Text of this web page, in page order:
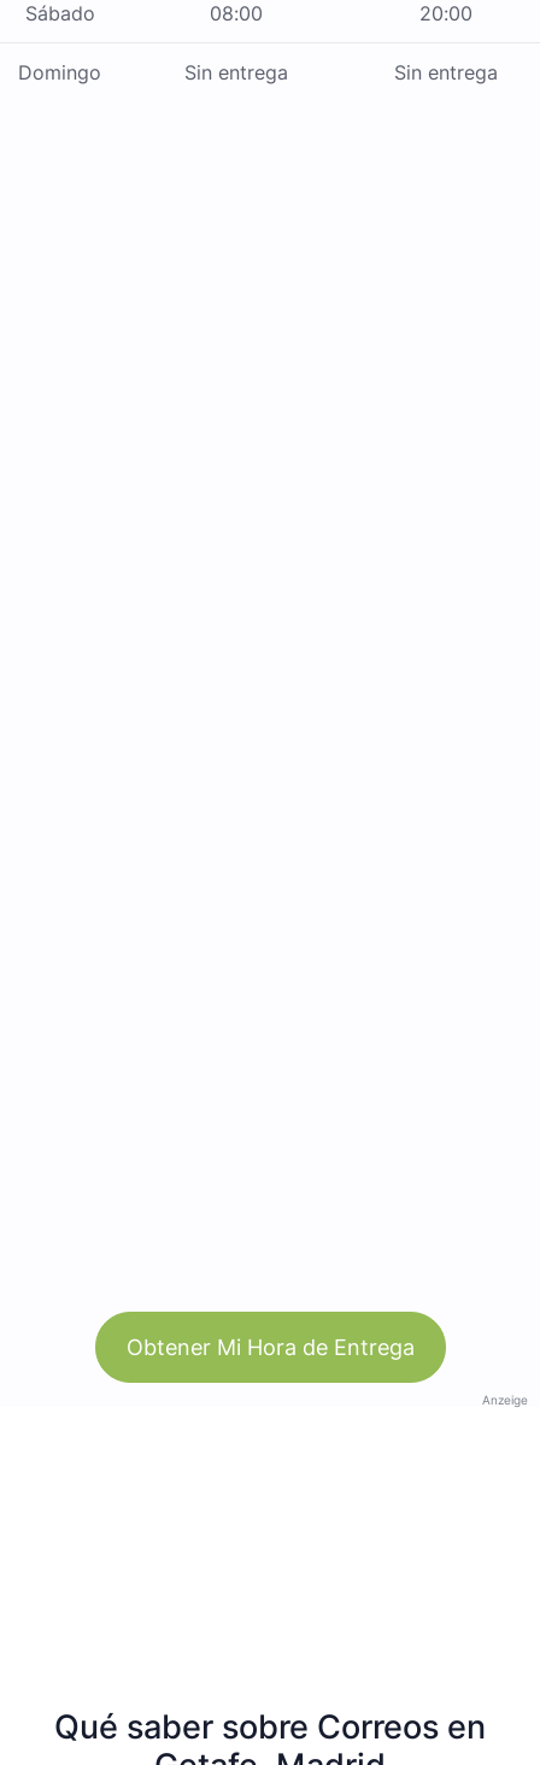
Sábado 08:00 20:00
Domingo Sin entrega Sin entrega
Obtener Mi Hora de Entrega
Anzeige
Qué saber sobre Correos en